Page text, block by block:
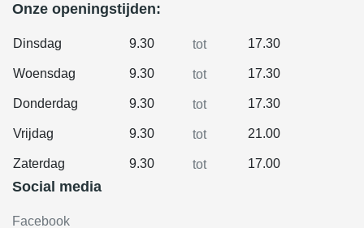
Onze openingstijden:
Dinsdag 9.30 tot 17.30
Woensdag 9.30 tot 17.30
Donderdag 9.30 tot 17.30
Vrijdag 9.30 tot 21.00
Zaterdag 9.30 tot 17.00
Social media
Facebook